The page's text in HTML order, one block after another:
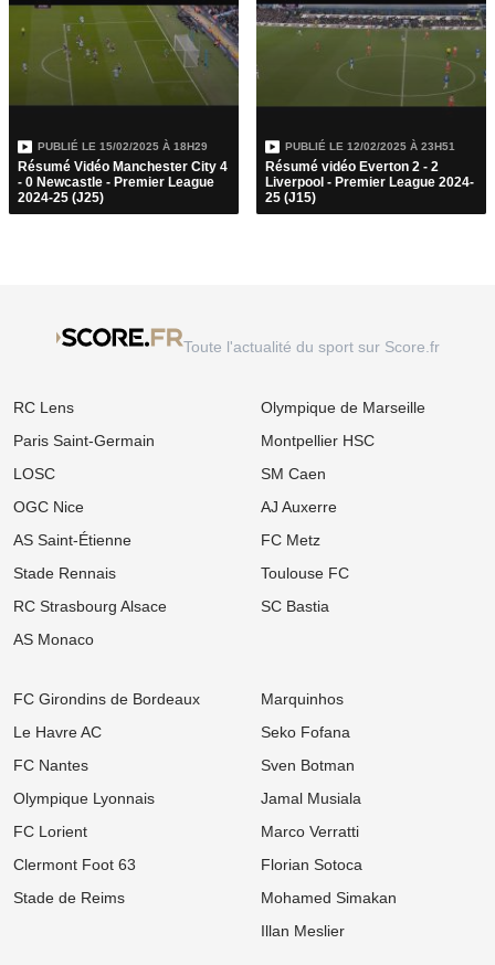
PUBLIÉ LE 15/02/2025 À 18H29
Résumé Vidéo Manchester City 4
- 0 Newcastle - Premier League
2024-25 (J25)
PUBLIÉ LE 12/02/2025 À 23H51
Résumé vidéo Everton 2 - 2
Liverpool - Premier League 2024-
25 (J15)
Toute l'actualité du sport sur Score.fr
RC Lens
Paris Saint-Germain
LOSC
OGC Nice
AS Saint-Étienne
Stade Rennais
RC Strasbourg Alsace
AS Monaco
Olympique de Marseille
Montpellier HSC
SM Caen
AJ Auxerre
FC Metz
Toulouse FC
SC Bastia
FC Girondins de Bordeaux
Le Havre AC
FC Nantes
Olympique Lyonnais
FC Lorient
Clermont Foot 63
Stade de Reims
Marquinhos
Seko Fofana
Sven Botman
Jamal Musiala
Marco Verratti
Florian Sotoca
Mohamed Simakan
Illan Meslier